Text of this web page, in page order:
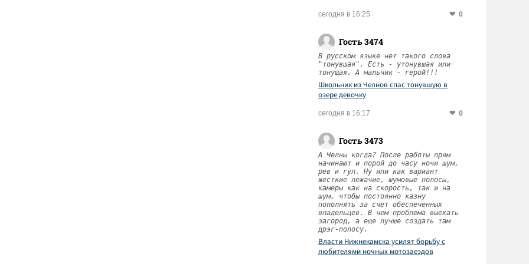
сегодня в 16:25 0
Гость 3474
В русском языке нет такого слова
"тонувшая". Есть - утонувшая или
тонущая. А мальчик - герой!!!
Школьник из Челнов спас тонувшую в
озере девочку
сегодня в 16:17 0
Гость 3473
А Челны когда? После работы прям
начинают и порой до часу ночи шум,
рев и гул. Ну или как вариант
жесткие лежачие, шумовые полосы,
камеры как на скорость, так и на
шум, чтобы постоянно казну
пополнять за счет обеспеченных
владельцев. В чем проблема выехать
загород, а еще лучше создать там
дрэг-полосу.
Власти Нижнекамска усилят борьбу с
любителями ночных мотозаездов